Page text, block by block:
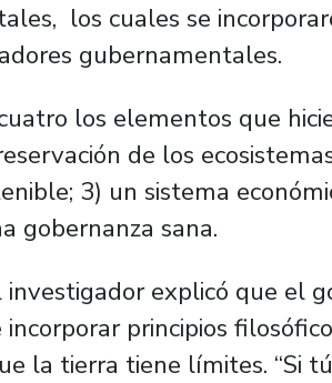
los cuales se
gubernamentales.
los elementos que
de los
3) un sistema
gobernanza sana.
explicó que el
principios
la tierra tiene límites. “Si